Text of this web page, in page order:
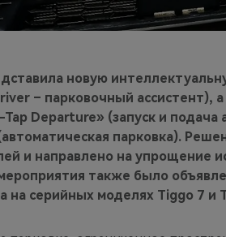
новую
– парковочный ассистент),
Departure» (запуск и
парковка).
и направлено на упрощение
также было
на серийных моделях Tiggo 7 и